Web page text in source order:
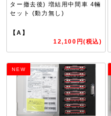
ター撤去後) 増結用中間車 4輛
セット (動力無し)
【A】
12,100円(税込)
NEW